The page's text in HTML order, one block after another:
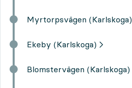
Myrtorpsvägen (Karlskoga)
Ekeby (Karlskoga)
Blomstervägen (Karlskoga)